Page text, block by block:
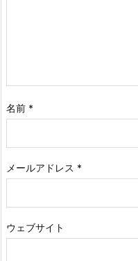
名前 *
メールアドレス *
ウェブサイト